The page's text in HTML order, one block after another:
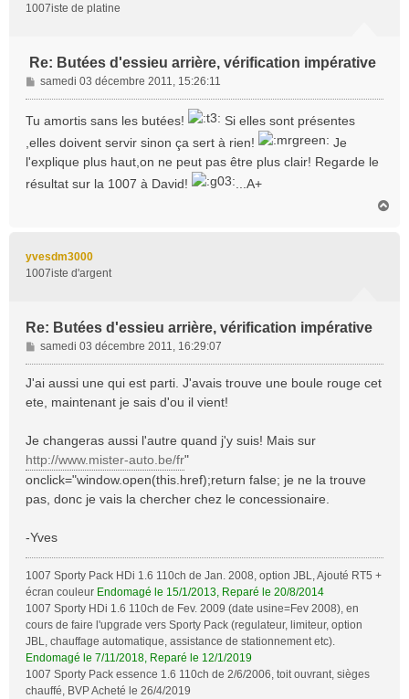
1007iste de platine
Re: Butées d'essieu arrière, vérification impérative
M
e
s
a
g
e
samedi 03 décembre 2011, 15:26:11
Tu amortis sans les butées!
Si elles sont présentes
,elles doivent servir sinon ça sert à rien!
Je
l'explique plus haut,on ne peut pas être plus clair! Regarde le
résultat sur la 1007 à David!
...A+
yvesdm3000
1007iste d'argent
Re: Butées d'essieu arrière, vérification impérative
M
e
s
a
e
samedi 03 décembre 2011, 16:29:07
J'ai aussi une qui est parti. J'avais trouve une boule rouge cet
ete, maintenant je sais d'ou il vient!
Je changeras aussi l'autre quand j'y suis! Mais sur
http://www.mister-auto.be/fr"
onclick="window.open(this.href);return false; je ne la trouve
pas, donc je vais la chercher chez le concessionaire.
-Yves
1007 Sporty Pack HDi 1.6 110ch de Jan. 2008, option JBL, Ajouté RT5 +
écran couleur Endomagé le 15/1/2013, Reparé le 20/8/2014
1007 Sporty HDi 1.6 110ch de Fev. 2009 (date usine=Fev 2008), en
cours de faire l'upgrade vers Sporty Pack (regulateur, limiteur, option
JBL, chauffage automatique, assistance de stationnement etc).
Endomagé le 7/11/2018, Reparé le 12/1/2019
1007 Sporty Pack essence 1.6 110ch de 2/6/2006, toit ouvrant, sièges
chauffé, BVP Acheté le 26/4/2019